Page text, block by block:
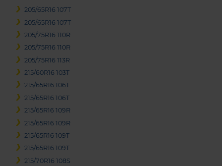
205/65R16 107T
205/65R16 107T
205/75R16 110R
205/75R16 110R
205/75R16 113R
215/60R16 103T
215/65R16 106T
215/65R16 106T
215/65R16 109R
215/65R16 109R
215/65R16 109T
215/65R16 109T
215/70R16 108S